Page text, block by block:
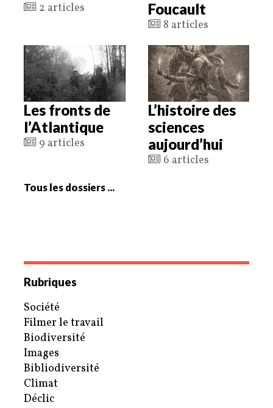
2 articles
Foucault
8 articles
Les fronts de
l’Atlantique
9 articles
L’histoire des
sciences
aujourd’hui
6 articles
Tous les dossiers ...
Rubriques
Société
Filmer le travail
Biodiversité
Images
Bibliodiversité
Climat
Déclic